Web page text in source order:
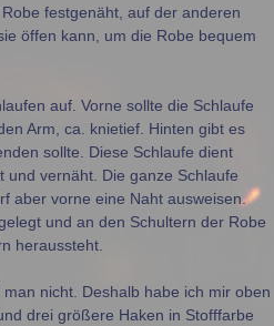
festgenäht, auf der anderen
öffen kann, um die Robe bequem
auf. Vorne sollte die Schlaufe
Arm, ca. knietief. Hinten gibt es
sollte. Diese Schlaufe dient
und vernäht. Die ganze Schlaufe
aber vorne eine Naht ausweisen.
und an den Schultern der Robe
heraussteht.
nicht. Deshalb habe ich mir oben
drei größere Haken in Stofffarbe